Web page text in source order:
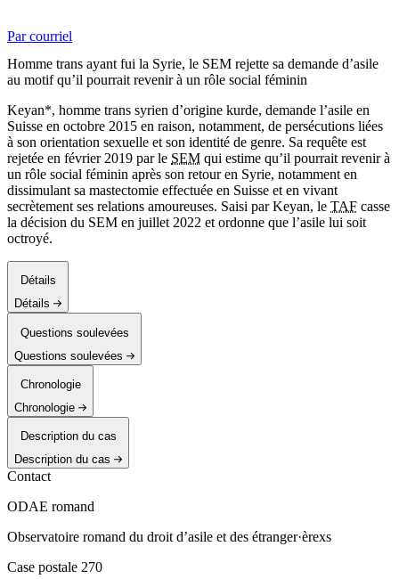
Par courriel
Homme trans ayant fui la Syrie, le SEM rejette sa demande d’asile
au motif qu’il pourrait revenir à un rôle social féminin
Keyan*, homme trans syrien d’origine kurde, demande l’asile en
Suisse en octobre 2015 en raison, notamment, de persécutions liées
à son orientation sexuelle et son identité de genre. Sa requête est
rejetée en février 2019 par le SEM qui estime qu’il pourrait revenir à
un rôle social féminin après son retour en Syrie, notamment en
dissimulant sa mastectomie effectuée en Suisse et en vivant
secrètement ses relations amoureuses. Saisi par Keyan, le TAF casse
la décision du SEM en juillet 2022 et ordonne que l’asile lui soit
octroyé.
Détails
Détails
Questions soulevées
Questions soulevées
Chronologie
Chronologie
Description du cas
Description du cas
Contact
ODAE romand
Observatoire romand du droit d’asile et des étranger·èrexs
Case postale 270